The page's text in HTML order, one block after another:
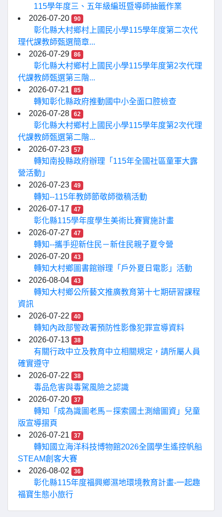
115學年度三、五年級編班暨導師抽籤作業
2026-07-20
90
彰化縣大村鄉村上國民小學115學年度第二次代
理代課教師甄選簡章...
2026-07-29
86
彰化縣大村鄉村上國民小學115學年度第2次代理
代課教師甄選第三階...
2026-07-21
85
轉知彰化縣政府推動國中小全面口腔檢查
2026-07-28
62
彰化縣大村鄉村上國民小學115學年度第2次代理
代課教師甄選第二階...
2026-07-23
57
轉知南投縣政府辦理「115年全國社區童軍大露
營活動」
2026-07-23
49
轉知--115年教師節敬師徵稿活動
2026-07-17
47
彰化縣115學年度學生美術比賽實施計畫
2026-07-27
47
轉知--攜手迎新住民－新住民親子夏令營
2026-07-20
43
轉知大村鄉圖書館辦理「戶外夏日電影」活動
2026-08-04
43
轉知大村鄉公所藝文推廣教育第十七期研習課程
資訊
2026-07-22
40
轉知內政部警政署預防性影像犯罪宣導資料
2026-07-13
38
有關行政中立及教育中立相關規定，請所屬人員
確實遵守
2026-07-22
38
毒品危害與毒駕風險之認識
2026-07-20
37
轉知「成為識圖老馬－探索國土測繪圖資」兒童
版宣導摺頁
2026-07-21
37
轉知國立海洋科技博物館2026全國學生遙控帆船
STEAM創客大賽
2026-08-02
36
彰化縣115年度福興鄉濕地環境教育計畫-一起趣
福寶生態小旅行